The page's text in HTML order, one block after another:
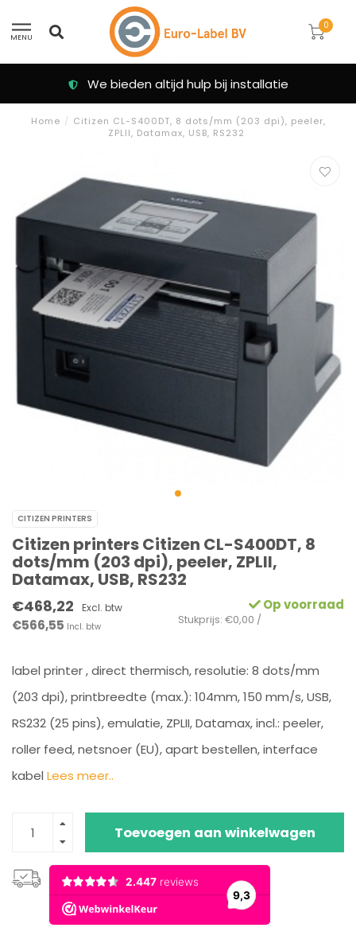
MENU
0
We bieden altijd hulp bij installatie
Home / Citizen CL-S400DT, 8 dots/mm (203 dpi), peeler,
ZPLII, Datamax, USB, RS232
CITIZEN PRINTERS
Citizen printers Citizen CL-S400DT, 8
dots/mm (203 dpi), peeler, ZPLII,
Datamax, USB, RS232
€468,22 Excl. btw
€566,55 Incl. btw
Op voorraad
Stukprijs: €0,00 /
label printer , direct thermisch, resolutie: 8 dots/mm
(203 dpi), printbreedte (max.): 104mm, 150 mm/s, USB,
RS232 (25 pins), emulatie, ZPLII, Datamax, incl.: peeler,
roller feed, netsnoer (EU), apart bestellen, interface
kabel Lees meer..
Toevoegen aan winkelwagen